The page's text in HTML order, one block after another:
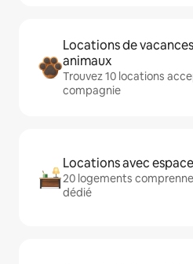
Locations de
animaux
Trouvez 10 locations
compagnie
Locations avec
20 logements
dédié